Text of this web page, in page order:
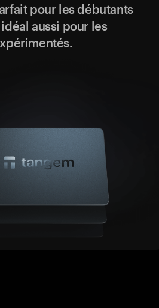
pour les débutants
aussi pour les